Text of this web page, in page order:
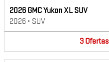
2026 GMC Yukon XL SUV
2026 • SUV
3 Ofertas